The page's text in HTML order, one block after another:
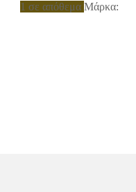
1 σε απόθεμα Μάρκα: